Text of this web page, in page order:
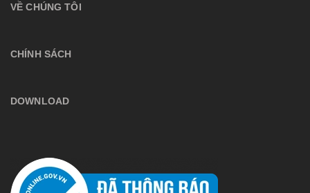
VỀ CHÚNG TÔI
CHÍNH SÁCH
DOWNLOAD